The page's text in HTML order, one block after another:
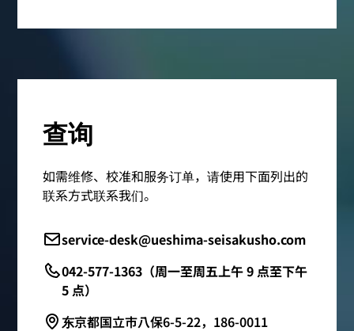
查询
如需维修、校准和服务订单，请使用下面列出的
联系方式联系我们。
service-desk@ueshima-seisakusho.com
042-577-1363（周一至周五上午 9 点至下午
5 点）
东京都国立市八保6-5-22，186-0011